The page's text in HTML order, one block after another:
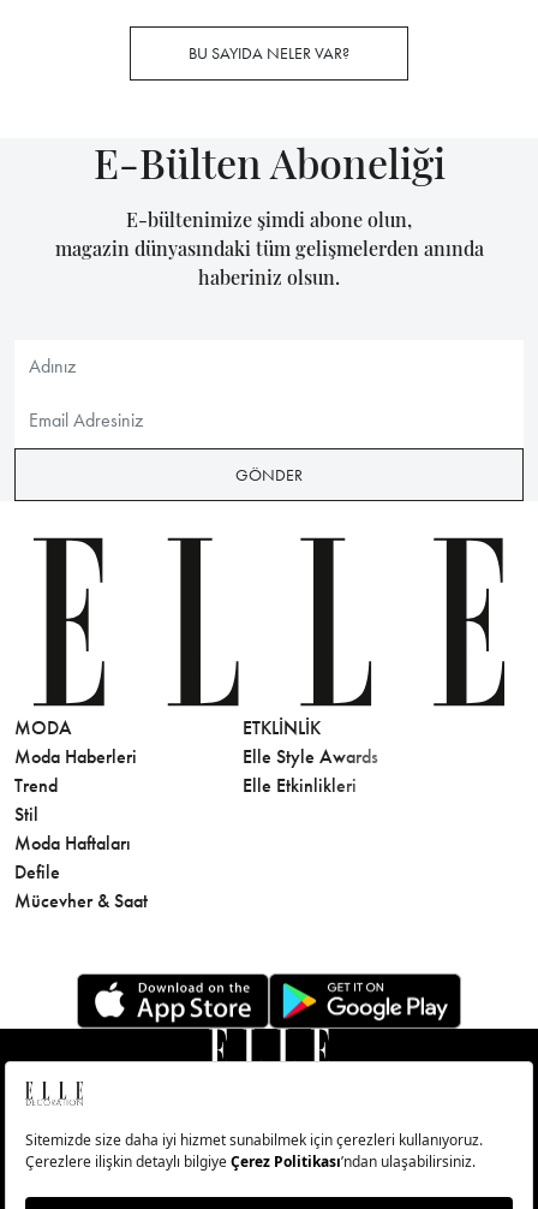
BU SAYIDA NELER VAR?
E-Bülten Aboneliği
E-bültenimize şimdi abone olun,
magazin dünyasındaki tüm gelişmelerden anında
haberiniz olsun.
GÖNDER
MODA
Moda Haberleri
Trend
Stil
Moda Haftaları
Defile
Mücevher & Saat
ETKLINLIK
Elle Style Awards
Elle Etkinlikleri
© Big Medya Teknoloji A.Ş. Altunizade Mahallesi Kuşbakışı